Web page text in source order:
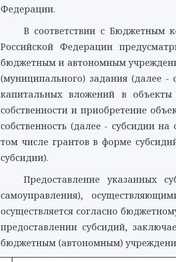
Федерации.
В соответствии с Бюджетным
Российской Федерации
бюджетным и автономным
(муниципального) задания (далее -
капитальных вложений в объекты
собственности и приобретение
собственность (далее - субсидии
том числе грантов в форме
субсидии).
Предоставление указанных
самоуправления),
осуществляется согласно
предоставлении субсидий,
бюджетным (автономным)